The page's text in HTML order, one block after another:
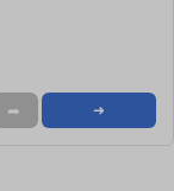
➦ ➜